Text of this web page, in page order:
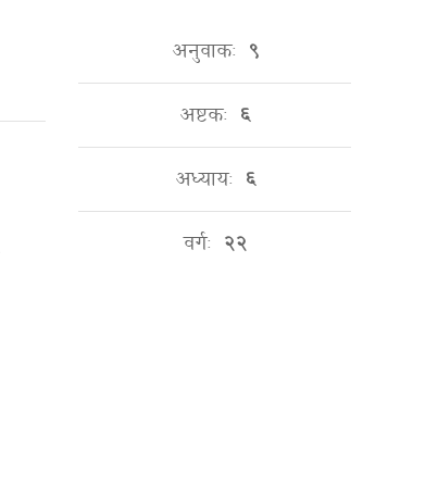
अनुवाकः ९
अष्टकः ६
अध्यायः ६
वर्गः २२